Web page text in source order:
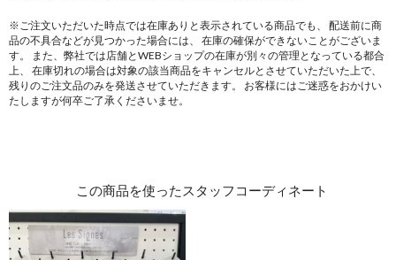
※ご注文いただいた時点では在庫ありと表示されている商品でも、
配送前に商
品の不具合などが見つかった場合には、
在庫の確保ができないことがございま
す。
また、弊社では店舗とWEBショップの在庫が別々の管理となっている都合
上、
在庫切れの場合は対象の該当商品をキャンセルとさせていただいた上で、
残りのご注文品のみを発送させていただきます。
お客様にはご迷惑をおかけい
たしますが何卒ご了承くださいませ。
この商品を使ったスタッフコーディネート